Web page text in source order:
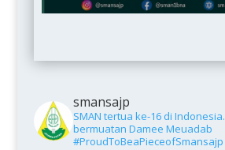
smansajp
SMAN tertua ke-16 di Indonesia.
bermuatan Damee Meuadab
#ProudToBeaPieceofSmansajp